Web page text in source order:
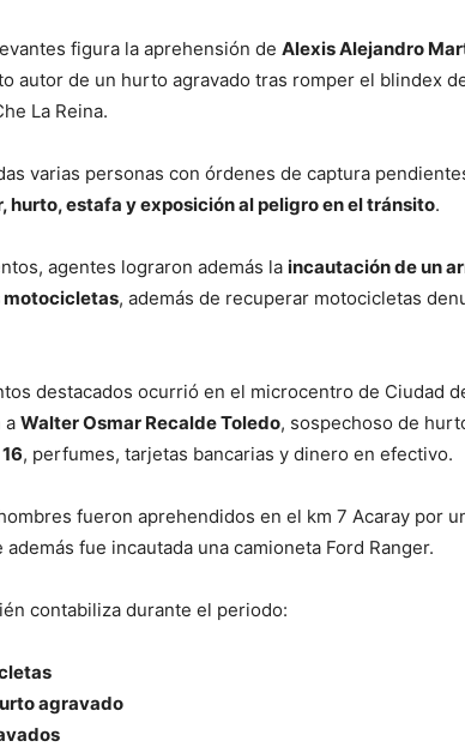
figura la aprehensión de Alexis Alejandro
autor de un hurto agravado tras romper el blindex
La Reina.
varias personas con órdenes de captura
hurto, estafa y exposición al peligro en el tránsito.
agentes lograron además la incautación de un
motocicletas, además de recuperar motocicletas
destacados ocurrió en el microcentro de Ciudad
a Walter Osmar Recalde Toledo, sospechoso de
, perfumes, tarjetas bancarias y dinero en efectivo.
fueron aprehendidos en el km 7 Acaray por
además fue incautada una camioneta Ford Ranger.
contabiliza durante el periodo:
agravado